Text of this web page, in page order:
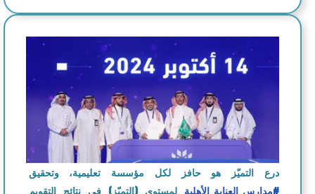
درع التميّز هو حافز لكل مؤسسة تعليمية، وتحقيق
#مدارس_العناية_الأهلية لمستوى (التميّز) في نتائج التقويم